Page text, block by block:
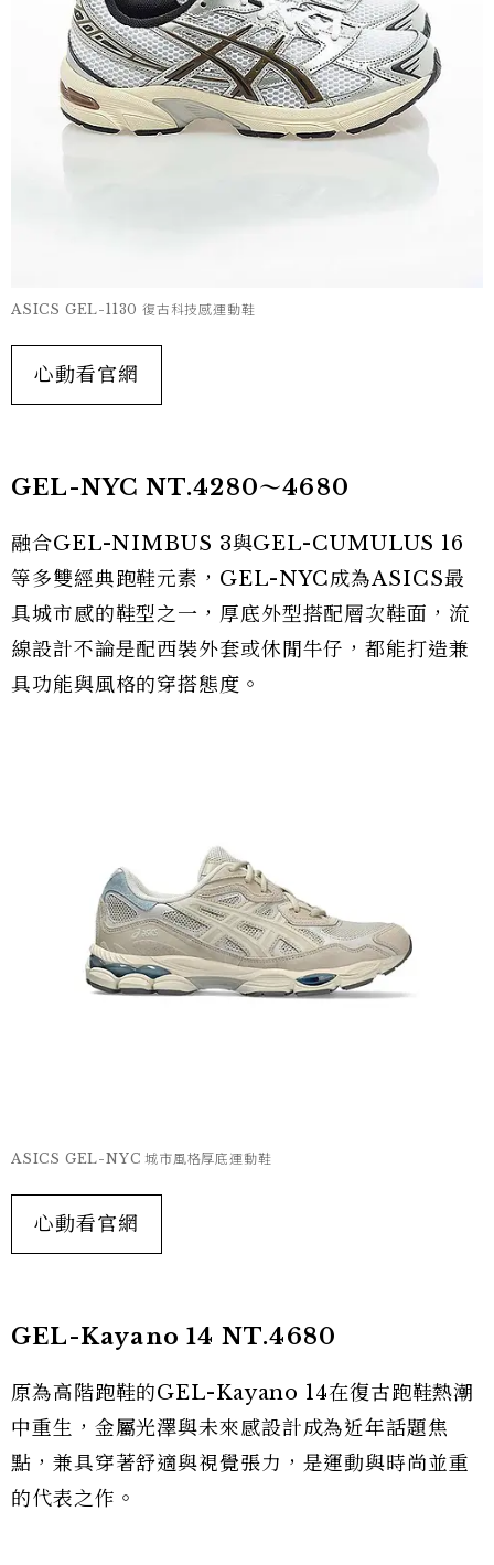
ASICS GEL-1130 復古科技感運動鞋
心動看官網
GEL-NYC NT.4280～4680
融合GEL-NIMBUS 3與GEL-CUMULUS 16
等多雙經典跑鞋元素，GEL-NYC成為ASICS最
具城市感的鞋型之一，厚底外型搭配層次鞋面，流
線設計不論是配西裝外套或休閒牛仔，都能打造兼
具功能與風格的穿搭態度。
ASICS GEL-NYC 城市風格厚底運動鞋
心動看官網
GEL-Kayano 14 NT.4680
原為高階跑鞋的GEL-Kayano 14在復古跑鞋熱潮
中重生，金屬光澤與未來感設計成為近年話題焦
點，兼具穿著舒適與視覺張力，是運動與時尚並重
的代表之作。